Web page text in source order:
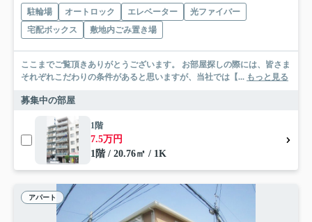
駐輪場 オートロック エレベーター
光ファイバー
宅配ボックス
敷地内ごみ置き場
ここまでご覧頂きありがとうございます。 お部屋探しの際には、皆さま
それぞれこだわりの条件があると思いますが、当社では【... もっと見る
募集中の部屋
1階
7.5万円
1階 / 20.76㎡ / 1K
アパート